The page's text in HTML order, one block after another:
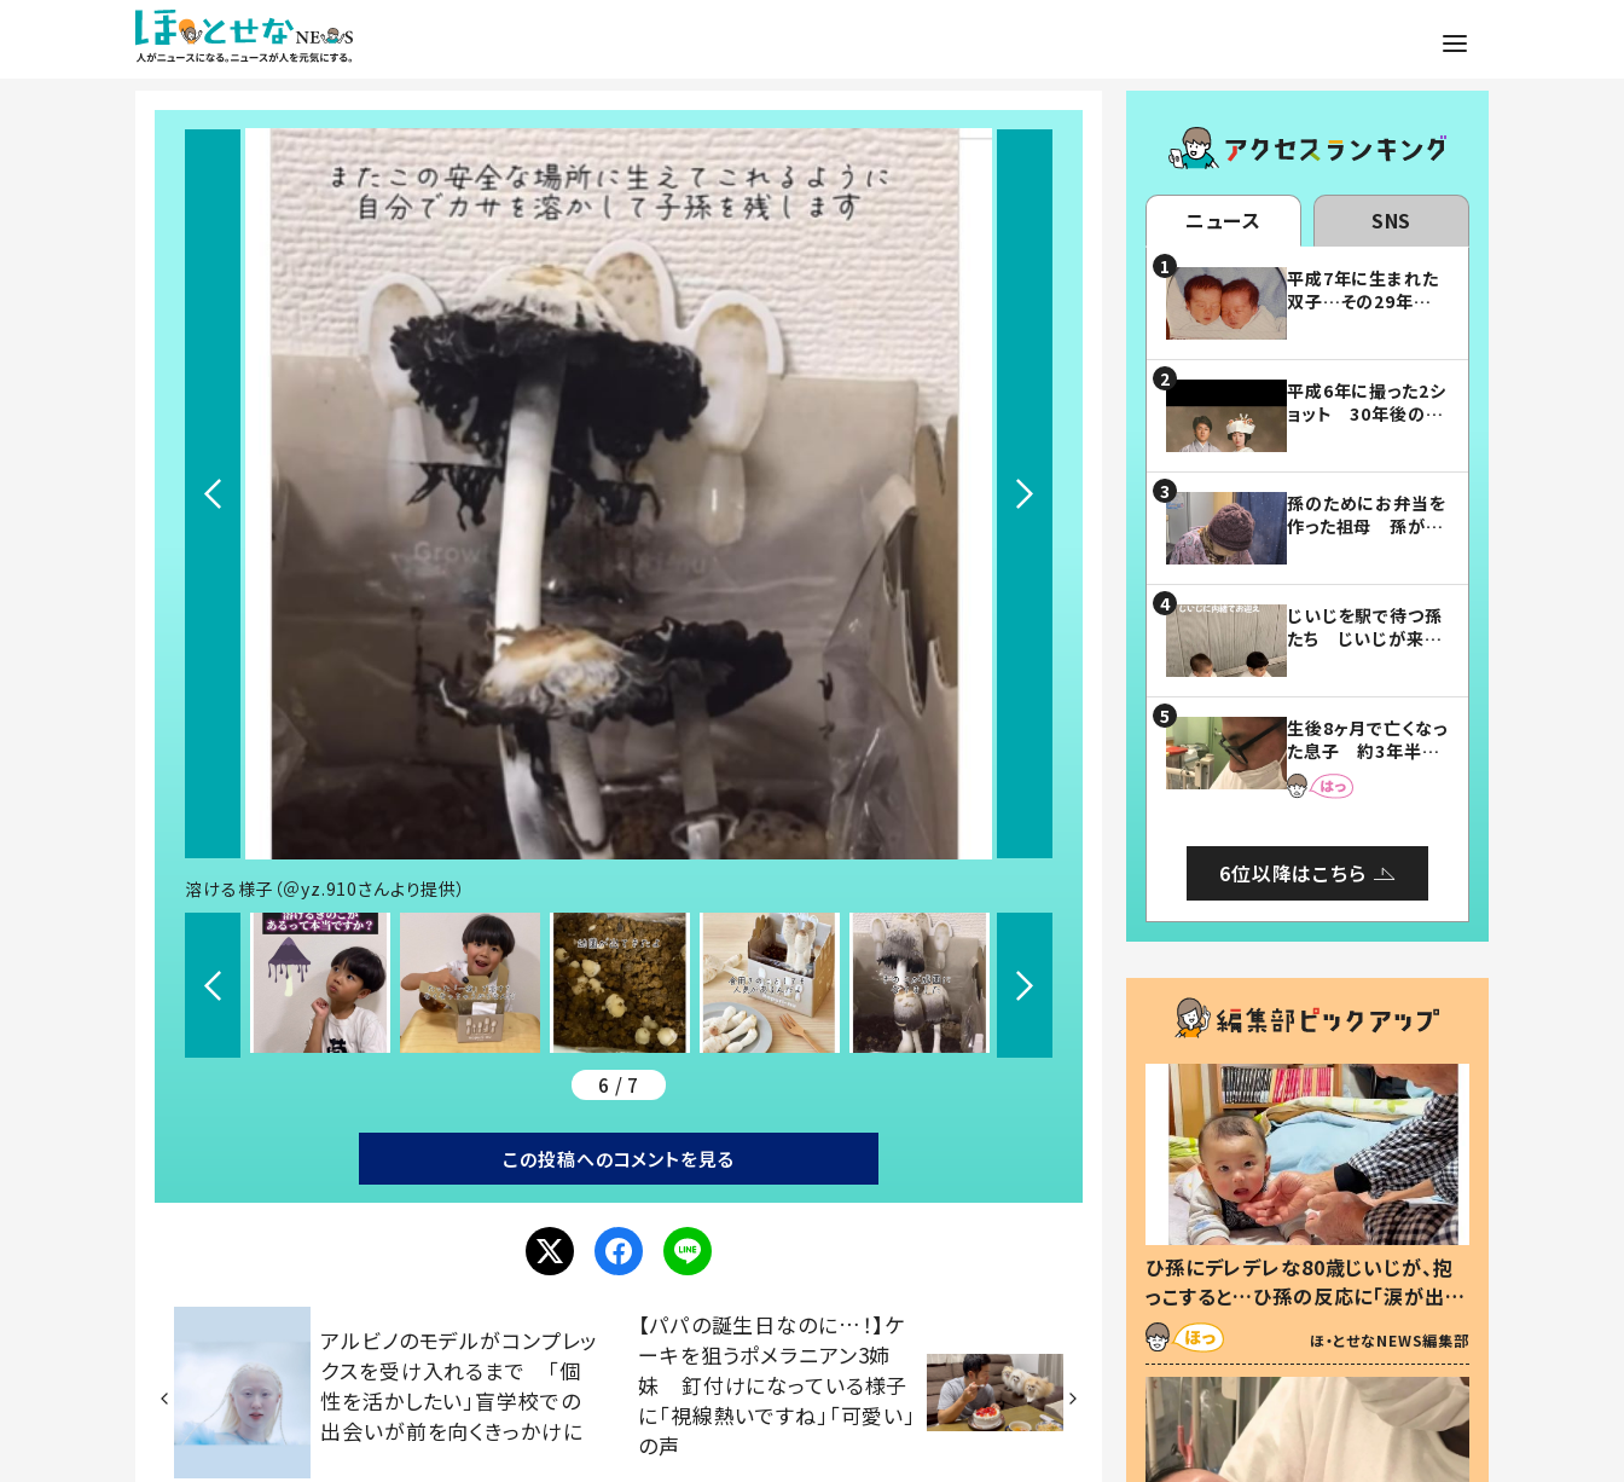
溶ける様子（＠yz.910さんより提供）
6 / 7
この投稿へのコメントを見る
アルビノのモデルがコンプレッ
クスを受け入れるまで 「個
性を活かしたい」盲学校での
出会いが前を向くきっかけに
【パパの誕生日なのに…！】ケ
ーキを狙うポメラニアン3姉
妹 釘付けになっている様子
に「視線熱いですね」「可愛い」
の声
ニュース SNS
平成7年に生まれた
双子…その29年後
平成6年に撮った2シ
ョット 30年後の姿
孫のためにお弁当を
作った祖母 孫が絶
じいじを駅で待つ孫
たち じいじが来た
まらない」「幸せにな
れる」
生後8ヶ月で亡くなっ
た息子 約3年半
後、当時の妻の日記
に書いてあった本音
6位以降はこちら
ひ孫にデレデレな80歳じいじが、抱
っこすると…ひ孫の反応に「涙が出ま
した」「可愛くて仕方ない」
ほ・とせなNEWS編集部